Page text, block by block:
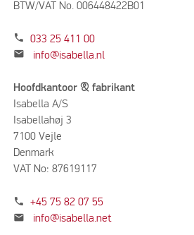
BTW/VAT No. 006448422B01
phone 033 25 411 00
mail info@isabella.nl
Hoofdkantoor & fabrikant
Isabella A/S
Isabellahøj 3
7100 Vejle
Denmark
VAT No: 87619117
phone +45 75 82 07 55
mail info@isabella.net